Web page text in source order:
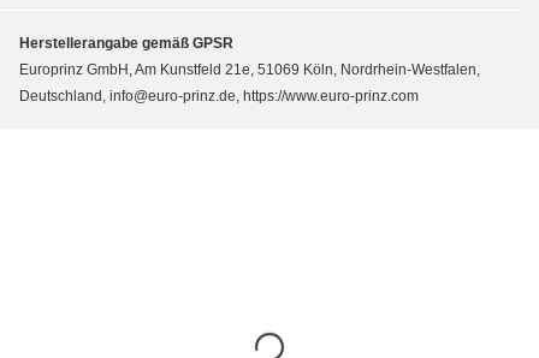
Herstellerangabe gemäß GPSR
Europrinz GmbH, Am Kunstfeld 21e, 51069 Köln, Nordrhein-Westfalen,
Deutschland, info@euro-prinz.de, https://www.euro-prinz.com